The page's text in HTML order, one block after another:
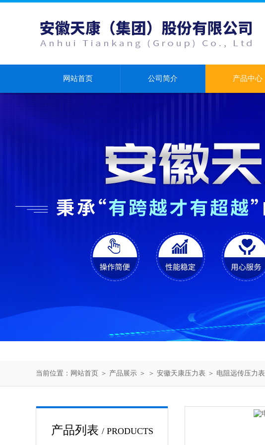
网站首页 公司简介 产品中心
当前位置： 网站首页 ＞ 产品展示 ＞ ＞ 安徽天康压力表 ＞ 电阻远传压力表
产品列表 / PRODUCTS